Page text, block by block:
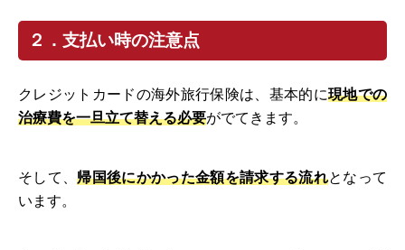
２．支払い時の注意点
クレジットカードの海外旅行保険は、基本的に現地での
治療費を一旦立て替える必要がでてきます。
そして、帰国後にかかった金額を請求する流れとなって
います。